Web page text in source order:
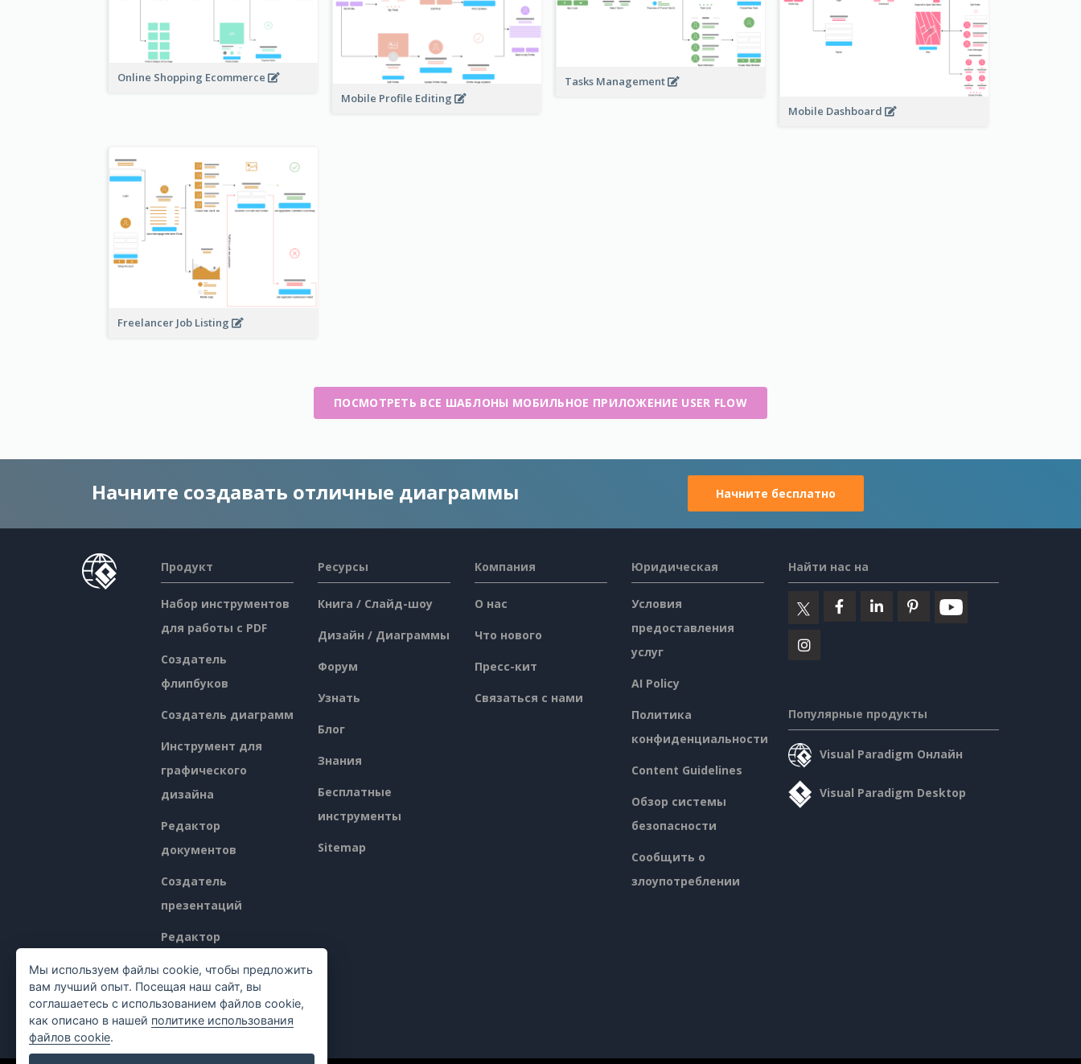
Online Shopping Ecommerce
Mobile Profile Editing
Tasks Management
Mobile Dashboard
Freelancer Job Listing
ПОСМОТРЕТЬ ВСЕ ШАБЛОНЫ МОБИЛЬНОЕ ПРИЛОЖЕНИЕ USER FLOW
Начните создавать отличные диаграммы Начните бесплатно
Продукт
Набор инструментов
для работы с PDF
Создатель
флипбуков
Создатель диаграмм
Инструмент для
графического
дизайна
Редактор
документов
Создатель
презентаций
Редактор
Ценообразование
Ресурсы
Книга / Слайд-шоу
Дизайн / Диаграммы
Форум
Узнать
Блог
Знания
Бесплатные
инструменты
Sitemap
Компания
О нас
Что нового
Пресс-кит
Связаться с нами
Юридическая
Условия
предоставления
услуг
AI Policy
Политика
конфиденциальности
Content Guidelines
Обзор системы
безопасности
Сообщить о
злоупотреблении
Найти нас на
Популярные продукты
Visual Paradigm Онлайн
Visual Paradigm Desktop
Мы используем файлы cookie, чтобы предложить
вам лучший опыт. Посещая наш сайт, вы
соглашаетесь с использованием файлов cookie,
как описано в нашей политике использования
файлов cookie.